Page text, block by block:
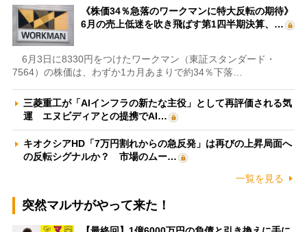
《株価34％急落のワークマンに特大反転の期待》
6月の売上低迷を吹き飛ばす第1四半期決算、…
6月3日に8330円をつけたワークマン（東証スタンダード・
7564）の株価は、わずか1カ月あまりで約34％下落…
三菱重工が「AIインフラの新たな主役」として再評価される気
運 エヌビディアとの提携でAI…
キオクシアHD「7万円割れからの急反発」は再びの上昇局面へ
の反転シグナルか？ 市場のムー…
一覧を見る
突然マルサがやって来た！